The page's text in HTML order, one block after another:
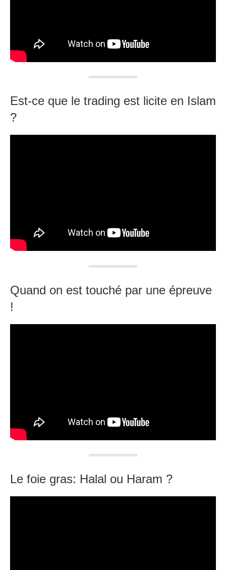
Est-ce que le trading est licite en Islam
?
Quand on est touché par une épreuve
!
Le foie gras: Halal ou Haram ?